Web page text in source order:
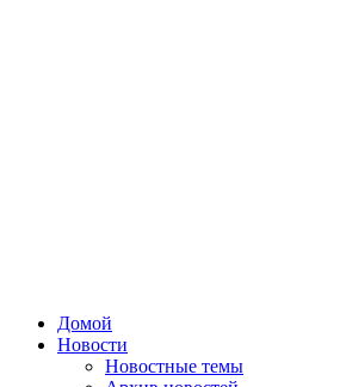
Домой
Новости
Новостные темы